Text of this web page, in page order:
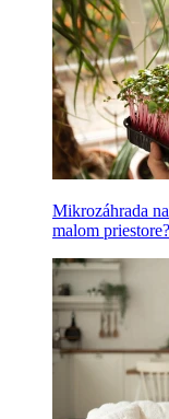
Mikrozáhrada
malom priestore?